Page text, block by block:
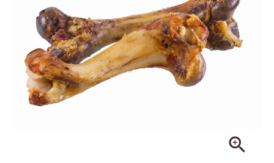
zoom_in